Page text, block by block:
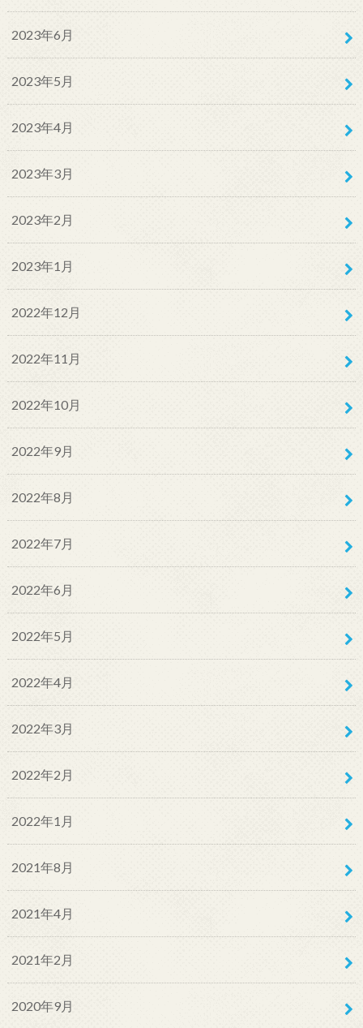
2023年6月
2023年5月
2023年4月
2023年3月
2023年2月
2023年1月
2022年12月
2022年11月
2022年10月
2022年9月
2022年8月
2022年7月
2022年6月
2022年5月
2022年4月
2022年3月
2022年2月
2022年1月
2021年8月
2021年4月
2021年2月
2020年9月